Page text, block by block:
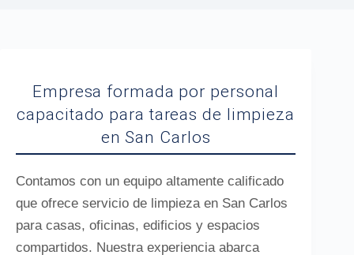
Empresa formada por personal
capacitado para tareas de limpieza
en San Carlos
Contamos con un equipo altamente calificado
que ofrece servicio de limpieza en San Carlos
para casas, oficinas, edificios y espacios
compartidos. Nuestra experiencia abarca